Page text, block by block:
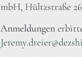
mbH, Hültzstraße
Anmeldungen